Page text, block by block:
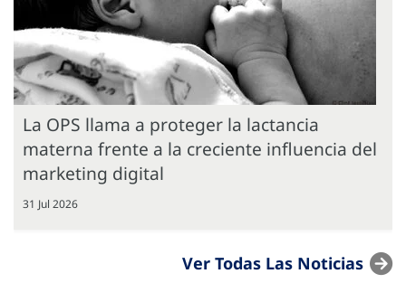
La OPS llama a proteger la lactancia
materna frente a la creciente influencia del
marketing digital
31 Jul 2026
Ver Todas Las Noticias